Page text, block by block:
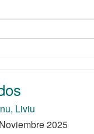
Liviu
Noviembre 2025